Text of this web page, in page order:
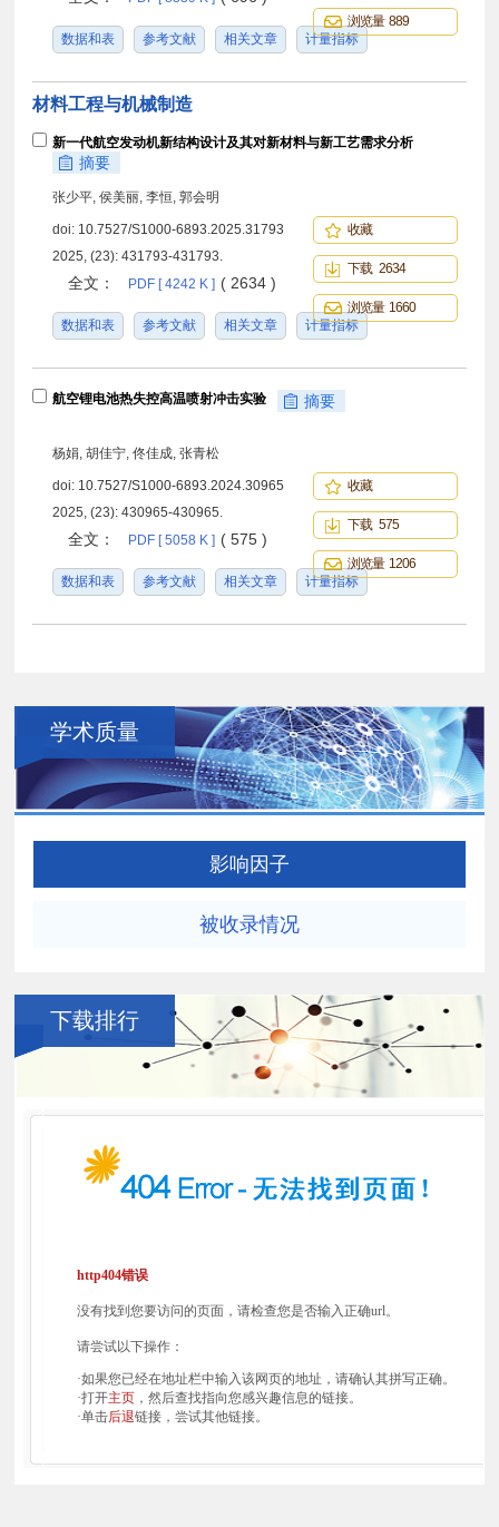
数据和表 参考文献 相关文章 计量指标
浏览量 889
材料工程与机械制造
新一代航空发动机新结构设计及其对新材料与新工艺需求分析
摘要
张少平, 侯美丽, 李恒, 郭会明
doi: 10.7527/S1000-6893.2025.31793
2025, (23): 431793-431793.
全文： PDF [ 4242 K ] ( 2634 )
数据和表 参考文献 相关文章 计量指标
收藏
下载 2634
浏览量 1660
航空锂电池热失控高温喷射冲击实验 摘要
杨娟, 胡佳宁, 佟佳成, 张青松
doi: 10.7527/S1000-6893.2024.30965
2025, (23): 430965-430965.
全文： PDF [ 5058 K ] ( 575 )
数据和表 参考文献 相关文章 计量指标
收藏
下载 575
浏览量 1206
学术质量
影响因子
被收录情况
下载排行